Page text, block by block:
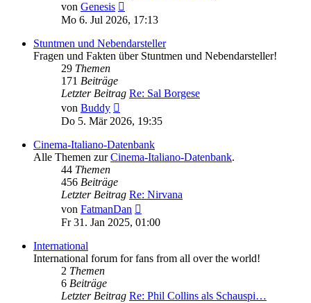
von Genesis
Beitrag
Mo 6. Jul 2026, 17:13
Stuntmen und Nebendarsteller
Fragen und Fakten über Stuntmen und Nebendarsteller!
29 Themen
171 Beiträge
Letzter Beitrag Re: Sal Borgese
von Buddy
Beitrag
Do 5. Mär 2026, 19:35
Cinema-Italiano-Datenbank
Alle Themen zurCinema-Italiano-Datenbank.
44 Themen
456 Beiträge
Letzter Beitrag Re: Nirvana
von FatmanDan
Beitrag
Fr 31. Jan 2025, 01:00
International
International forum for fans from all over the world!
2 Themen
6 Beiträge
Letzter Beitrag Re: Phil Collins als Schauspi…